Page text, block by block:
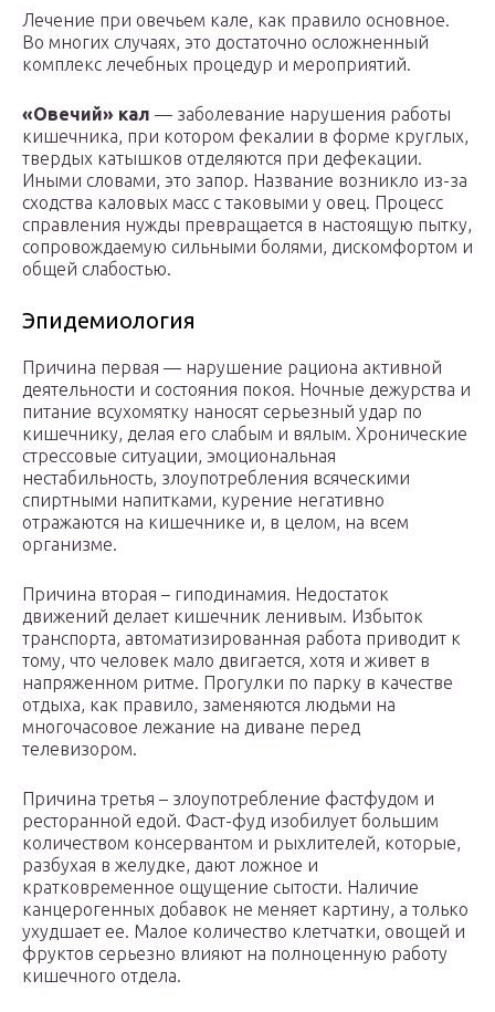
Лечение при овечьем кале, как правило основное.
Во многих случаях, это достаточно осложненный
комплекс лечебных процедур и мероприятий.
«Овечий» кал — заболевание нарушения работы
кишечника, при котором фекалии в форме круглых,
твердых катышков отделяются при дефекации.
Иными словами, это запор. Название возникло из-за
сходства каловых масс с таковыми у овец. Процесс
справления нужды превращается в настоящую пытку,
сопровождаемую сильными болями, дискомфортом и
общей слабостью.
Эпидемиология
Причина первая — нарушение рациона активной
деятельности и состояния покоя. Ночные дежурства и
питание всухомятку наносят серьезный удар по
кишечнику, делая его слабым и вялым. Хронические
стрессовые ситуации, эмоциональная
нестабильность, злоупотребления всяческими
спиртными напитками, курение негативно
отражаются на кишечнике и, в целом, на всем
организме.
Причина вторая – гиподинамия. Недостаток
движений делает кишечник ленивым. Избыток
транспорта, автоматизированная работа приводит к
тому, что человек мало двигается, хотя и живет в
напряженном ритме. Прогулки по парку в качестве
отдыха, как правило, заменяются людьми на
многочасовое лежание на диване перед
телевизором.
Причина третья – злоупотребление фастфудом и
ресторанной едой. Фаст-фуд изобилует большим
количеством консервантом и рыхлителей, которые,
разбухая в желудке, дают ложное и
кратковременное ощущение сытости. Наличие
канцерогенных добавок не меняет картину, а только
ухудшает ее. Малое количество клетчатки, овощей и
фруктов серьезно влияют на полноценную работу
кишечного отдела.